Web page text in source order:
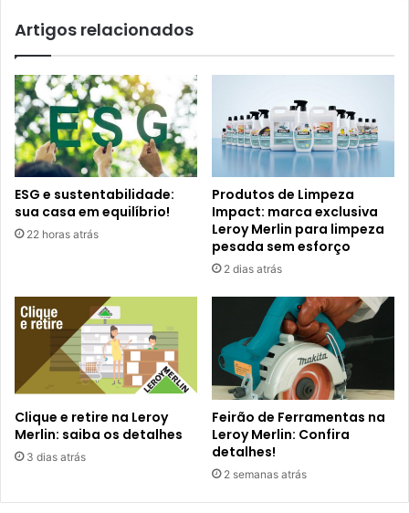
Artigos relacionados
ESG e sustentabilidade:
sua casa em equilíbrio!
22 horas atrás
Produtos de Limpeza
Impact: marca exclusiva
Leroy Merlin para limpeza
pesada sem esforço
2 dias atrás
Clique e retire na Leroy
Merlin: saiba os detalhes
3 dias atrás
Feirão de Ferramentas na
Leroy Merlin: Confira
detalhes!
2 semanas atrás